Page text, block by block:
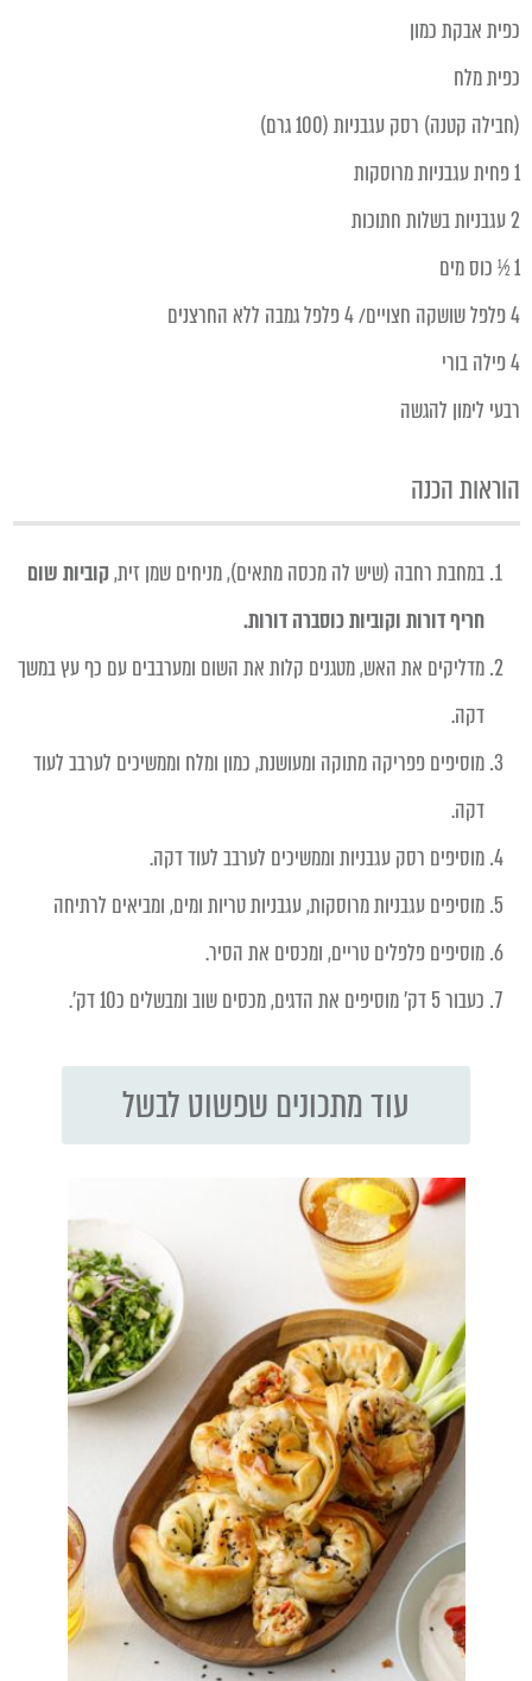
כפית אבקת כמון
כפית מלח
(חבילה קטנה) רסק עגבניות (100 גרם)
1 פחית עגבניות מרוסקות
2 עגבניות בשלות חתוכות
1 ½ כוס מים
4 פלפל שושקה חצויים/ 4 פלפל גמבה ללא החרצנים
4 פילה בורי
רבעי לימון להגשה
הוראות הכנה
במחבת רחבה (שיש לה מכסה מתאים), מניחים שמן זית,קוביותשום
חריף דורות וקוביות כוסברה דורות.
מדליקים את האש, מטגנים קלות את השום ומערבבים עם כף עץ במשך
דקה.
מוסיפים פפריקה מתוקה ומעושנת, כמון ומלח וממשיכים לערבב לעוד
דקה.
מוסיפים רסק עגבניות וממשיכים לערבב לעוד דקה.
מוסיפים עגבניות מרוסקות, עגבניות טריות ומים, ומביאים לרתיחה
מוסיפים פלפלים טריים, ומכסים את הסיר.
כעבור 5 דק' מוסיפים את הדגים, מכסים שוב ומבשלים כ10 דק'.
עוד מתכונים שפשוט לבשל